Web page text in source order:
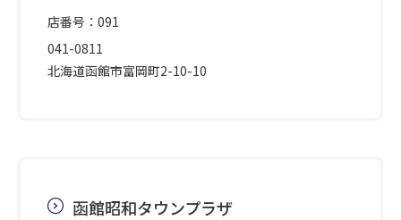
店番号：091
041-0811
北海道函館市富岡町2-10-10
函館昭和タウンプラザ